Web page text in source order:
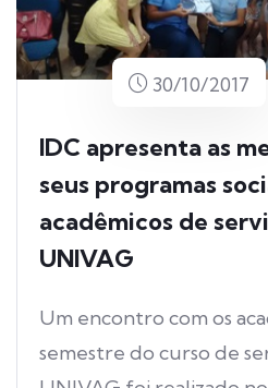
30/10/2017
IDC apresenta as
seus programas
acadêmicos de
UNIVAG
Um encontro com os
semestre do curso de